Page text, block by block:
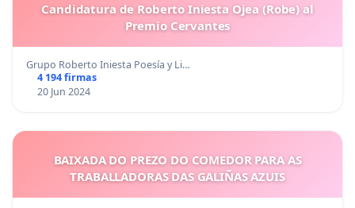
Candidatura de Roberto Iniesta Ojea (Robe) al
Premio Cervantes
Grupo Roberto Iniesta Poesía y Li…
4 194 firmas
20 Jun 2024
BAIXADA DO PREZO DO COMEDOR PARA AS
TRABALLADORAS DAS GALIÑAS AZUIS